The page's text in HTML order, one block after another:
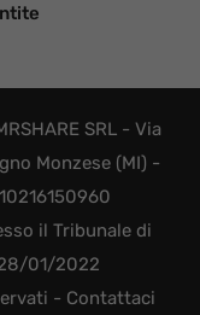
SRL - Via
Monzese (MI) -
il Tribunale di
01/2022
- Contattaci